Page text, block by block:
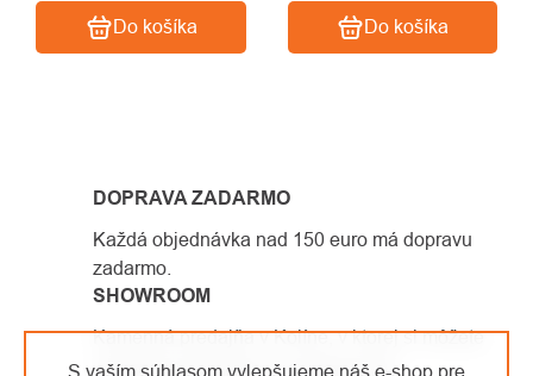
S vaším súhlasom vylepšujeme náš e-shop pre
Do košíka Do košíka
VÝPISU
DOPRAVA ZADARMO
Každá objednávka nad 150 euro má dopravu
zadarmo.
SHOWROOM
Kamenná predajňa v Kolíne, v ktorej si môžete
vyskúšať vybavenie na vlastnej koži.